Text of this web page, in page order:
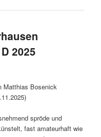
2025
Matthias Bosenick
spröde und
fast amateurhaft wie